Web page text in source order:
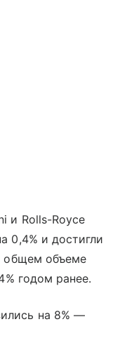
и Rolls-Royce
0,4% и достигли
общем объеме
годом ранее.
на 8% —